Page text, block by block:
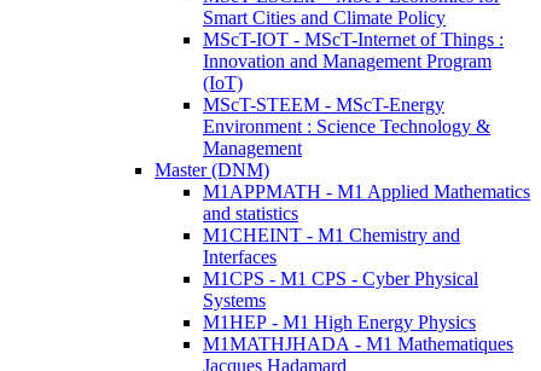
Smart Cities and Climate Policy
MScT-IOT - MScT-Internet of Things :
Innovation and Management Program
(IoT)
MScT-STEEM - MScT-Energy
Environment : Science Technology &
Management
Master (DNM)
M1APPMATH - M1 Applied Mathematics
and statistics
M1CHEINT - M1 Chemistry and
Interfaces
M1CPS - M1 CPS - Cyber Physical
Systems
M1HEP - M1 High Energy Physics
M1MATHJHADA - M1 Mathematiques
Jacques Hadamard